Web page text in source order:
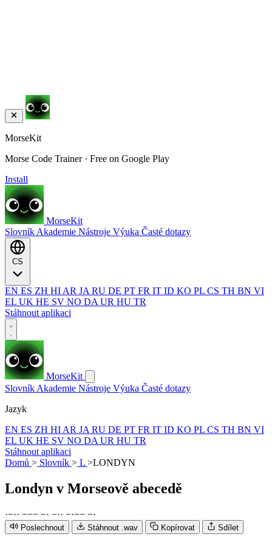
MorseKit
Morse Code Trainer · Free on Google Play
Install
MorseKit
Slovník Akademie Nástroje Výuka Časté dotazy
EN ES ZH HI AR JA RU DE PT FR IT ID KO PL CS TH BN VI
EL UK HE SV NO DA UR HU TR
Stáhnout aplikaci
MorseKit
Slovník Akademie Nástroje Výuka Časté dotazy
Jazyk
EN ES ZH HI AR JA RU DE PT FR IT ID KO PL CS TH BN VI
EL UK HE SV NO DA UR HU TR
Stáhnout aplikaci
Domů > Slovník > L >LONDYN
Londyn v Morseově abecedě
·−·· −−− −· −·· −·−− −·
Poslechnout Stáhnout .wav Kopírovat Sdílet